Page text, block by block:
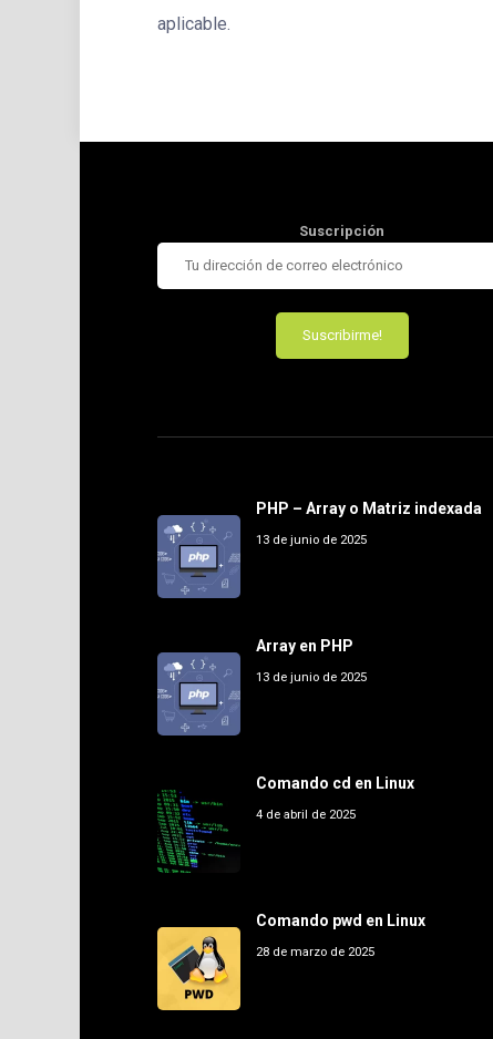
aplicable.
Suscripción
PHP – Array o Matriz indexada
13 de junio de 2025
Array en PHP
13 de junio de 2025
Comando cd en Linux
4 de abril de 2025
Comando pwd en Linux
28 de marzo de 2025